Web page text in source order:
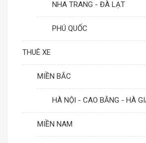
NHA TRANG - ĐÀ LẠT
PHÚ QUỐC
THUÊ XE
MIỀN BẮC
HÀ NỘI - CAO BẰNG - HÀ
MIỀN NAM